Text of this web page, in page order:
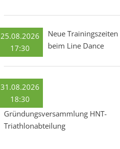
25.08.2026
17:30
Neue Trainingszeiten
beim Line Dance
31.08.2026
18:30
Gründungsversammlung HNT-
Triathlonabteilung